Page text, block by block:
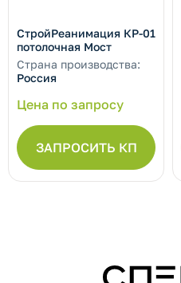
СтройРеанимация КР-01
потолочная Мост
Страна производства:
Россия
Цена по запросу
ЗАПРОСИТЬ КП